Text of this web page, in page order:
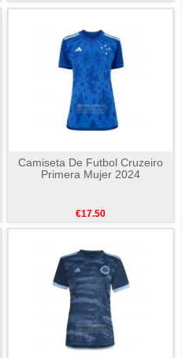
Camiseta De Futbol Cruzeiro
Primera Mujer 2024
€17.50